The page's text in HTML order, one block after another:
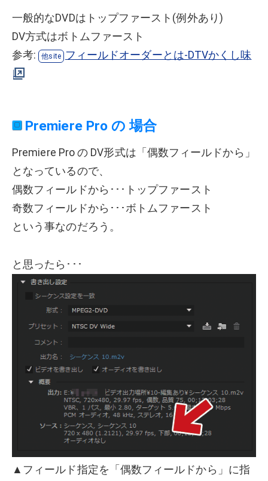
一般的なDVDはトップファースト(例外あり)
DV方式はボトムファースト
参考:
フィールドオーダーとは-DTVかくし味
Premiere Pro の 場合
Premiere Pro の DV形式は「偶数フィールドから」
となっているので、
偶数フィールドから･･･トップファースト
奇数フィールドから･･･ボトムファースト
という事なのだろう。
と思ったら･･･
▲フィールド指定を「偶数フィールドから」に指